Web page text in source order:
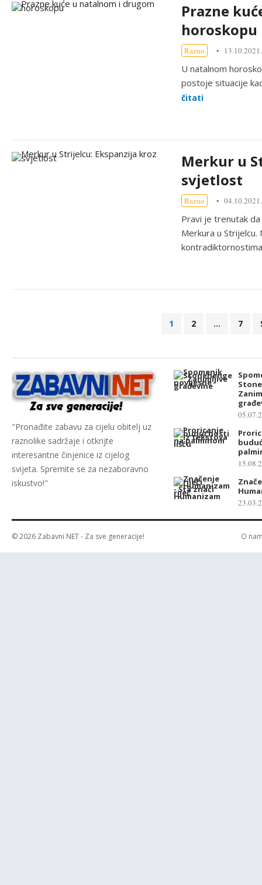
Prazne
horoskopu
Razno 13.10.2021.
U natalnom
postoje situacije
čitati
Merkur u
svjetlost
Razno 04.10.2021.
Pravi je trenutak
Merkura u
e
v
t
r
a
n
i
a
o
1 2 … 7
"Pronađite zabavu za cijelu obitelj uz
raznolike sadržaje i otkrijte
interesantne činjenice iz cijelog
svijeta. Spremite se za nezaboravno
iskustvo!"
© 2026 Zabavni NET- Za sve generacije! O